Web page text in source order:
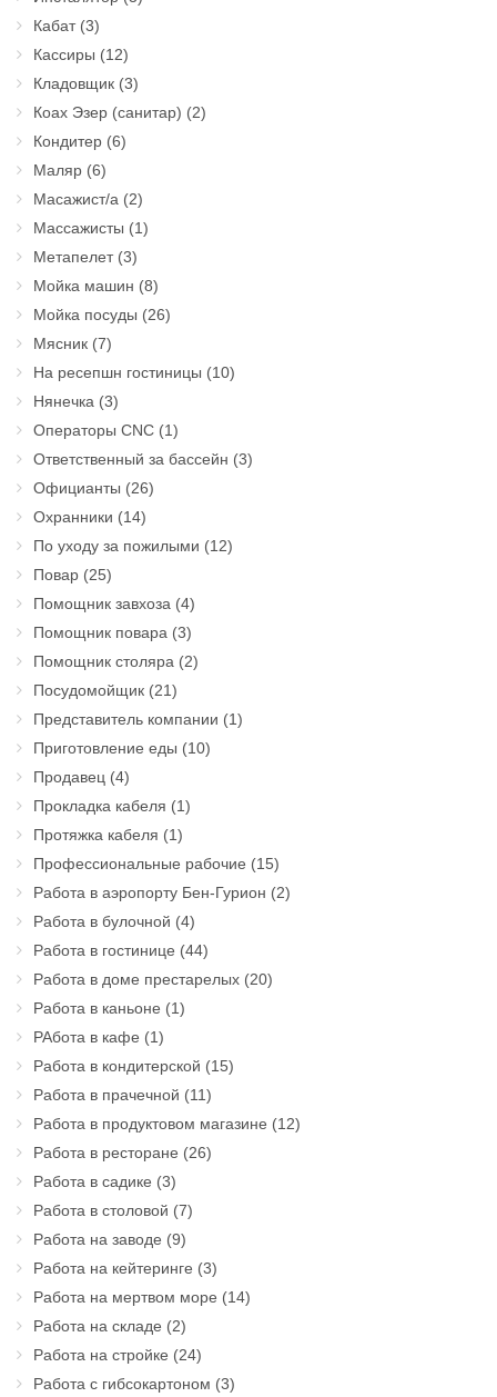
Кабат(3)
Кассиры (12)
Кладовщик (3)
Коах Эзер (санитар) (2)
Кондитер (6)
Маляр (6)
Масажист/а (2)
Массажисты (1)
Метапелет(3)
Мойка машин (8)
Мойка посуды (26)
Мясник (7)
На ресепшн гостиницы (10)
Нянечка (3)
Операторы CNC (1)
Ответственный за бассейн (3)
Официанты (26)
Охранники (14)
По уходу за пожилыми (12)
Повар (25)
Помощник завхоза (4)
Помощник повара (3)
Помощник столяра (2)
Посудомойщик (21)
Представитель компании (1)
Приготовление еды (10)
Продавец (4)
Прокладка кабеля (1)
Протяжка кабеля (1)
Профессиональные рабочие (15)
Работа в аэропорту Бен-Гурион (2)
Работа в булочной (4)
Работа в гостинице (44)
Работа в доме престарелых (20)
Работа в каньоне (1)
РАбота в кафе (1)
Работа в кондитерской (15)
Работа в прачечной (11)
Работа в продуктовом магазине (12)
Работа в ресторане (26)
Работа в садике (3)
Работа в столовой (7)
Работа на заводе (9)
Работа на кейтеринге (3)
Работа на мертвом море (14)
Работа на складе (2)
Работа на стройке (24)
Работа с гибсокартоном (3)